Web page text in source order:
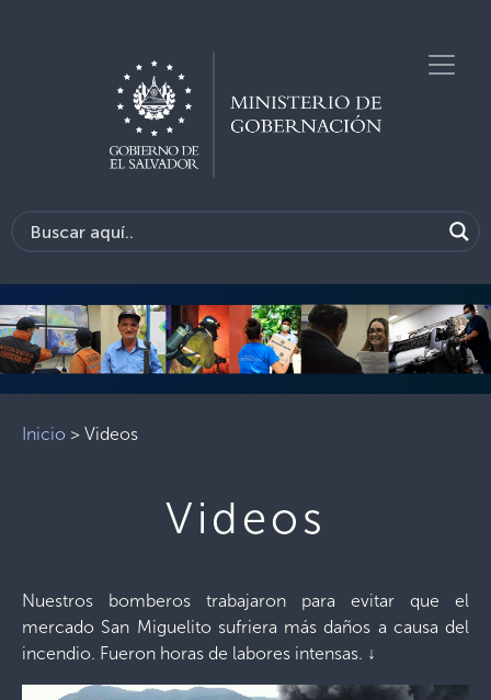
Previous Next
Inicio > Videos
Videos
Nuestros bomberos trabajaron para evitar que el
mercado San Miguelito sufriera más daños a causa del
incendio. Fueron horas de labores intensas. ↓